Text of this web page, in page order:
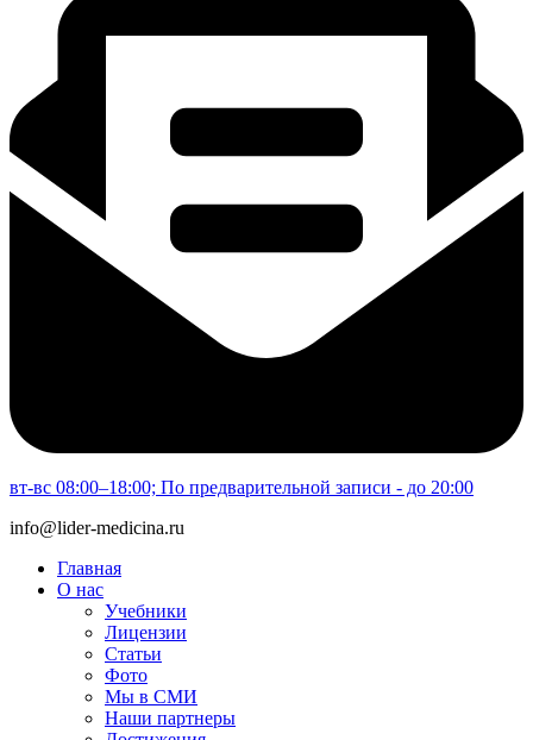
вт-вс 08:00–18:00; По предварительной записи - до 20:00
info@lider-medicina.ru
Главная
О нас
Учебники
Лицензии
Статьи
Фото
Мы в СМИ
Наши партнеры